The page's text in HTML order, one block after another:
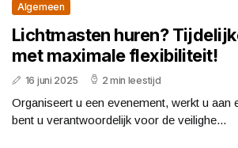
Algemeen
Lichtmasten huren?
met maximale flexibiliteit!
16 juni 2025 2 min leestijd
Organiseert u een evenement, werkt u aan
bent u verantwoordelijk voor de veilighe...